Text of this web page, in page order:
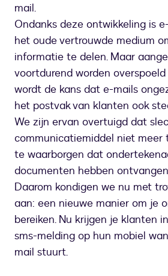
mail.
Ondanks deze ontwikkeling is
het oude vertrouwde medium
informatie te delen. Maar
voortdurend worden
wordt de kans dat e-mails
het postvak van klanten ook
We zijn ervan overtuigd dat
communicatiemiddel niet meer
te waarborgen dat
documenten hebben
Daarom kondigen we nu met
aan: een nieuwe manier om je
bereiken. Nu krijgen je klanten
sms-melding op hun mobiel
mail stuurt.